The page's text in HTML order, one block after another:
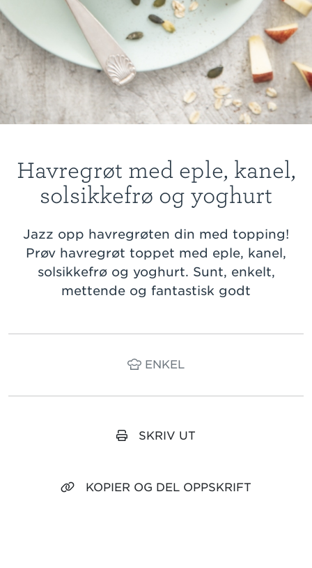
Havregrøt med eple, kanel,
solsikkefrø og yoghurt
Jazz opp havregrøten din med topping!
Prøv havregrøt toppet med eple, kanel,
solsikkefrø og yoghurt. Sunt, enkelt,
mettende og fantastisk godt
ENKEL
SKRIV UT
KOPIER OG DEL OPPSKRIFT